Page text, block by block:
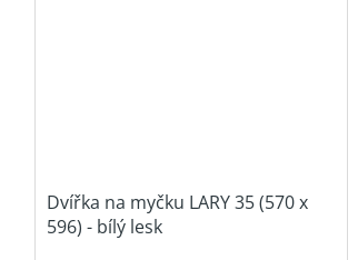
Dvířka na myčku LARY 35 (570 x
596) - bílý lesk